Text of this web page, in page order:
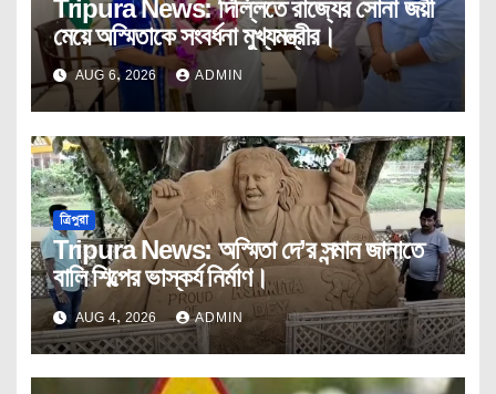
Tripura News: দিল্লিতে রাজ্যের সোনা জয়ী
মেয়ে অস্মিতাকে সংবর্ধনা মুখ্যমন্ত্রীর।
AUG 6, 2026 ADMIN
ত্রিপুরা
Tripura News: অস্মিতা দে’র সন্মান জানাতে
বালি শিল্পের ভাস্কর্য নির্মাণ।
AUG 4, 2026 ADMIN